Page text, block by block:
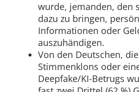
wurde, jemanden, den
dazu zu bringen,
Informationen oder
auszuhändigen.
Von den Deutschen,
Stimmenklons oder
Deepfake/KI-Betrugs